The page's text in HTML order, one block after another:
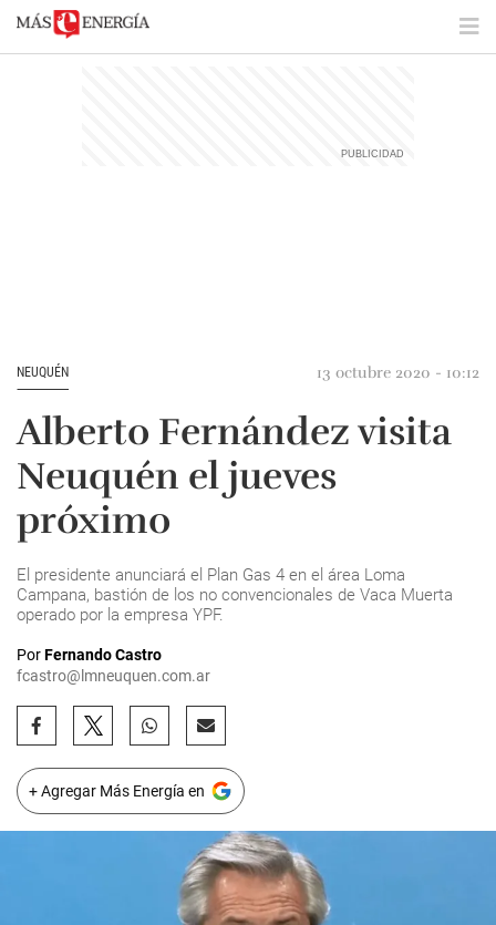
NEUQUÉN 13 octubre 2020 - 10:12
Alberto Fernández visita
Neuquén el jueves
próximo
El presidente anunciará el Plan Gas 4 en el área Loma
Campana, bastión de los no convencionales de Vaca Muerta
operado por la empresa YPF.
PorFernando Castro
fcastro@lmneuquen.com.ar
+ Agregar Más Energía en